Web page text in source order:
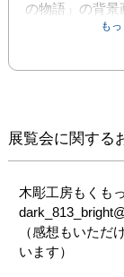
の物語」の背景
まの絵を展示
絵や動画「恋く
も
展覧会に関する
木彫工房もくも
（感想もいただ
います）